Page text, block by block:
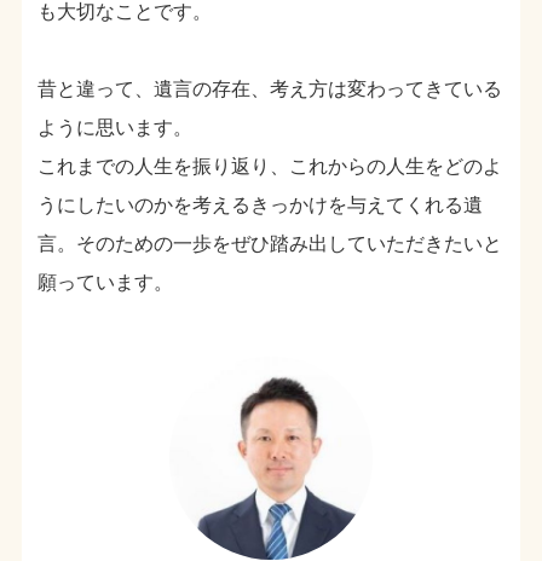
も大切なことです。
昔と違って、遺言の存在、考え方は変わってきている
ように思います。
これまでの人生を振り返り、これからの人生をどのよ
うにしたいのかを考えるきっかけを与えてくれる遺
言。そのための一歩をぜひ踏み出していただきたいと
願っています。